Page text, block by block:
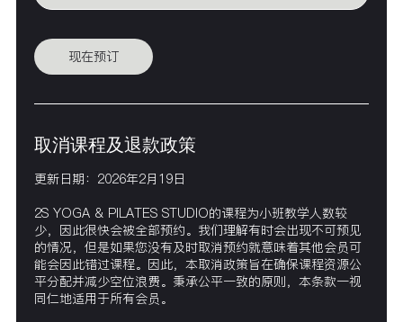
现在预订
取消课程及退款政策
更新日期：2026年2月19日
2S YOGA & PILATES STUDIO的课程为小班教学人数较
少，因此很快会被全部预约。我们理解有时会出现不可预见
的情况，但是如果您没有及时取消预约就意味着其他会员可
能会因此错过课程。因此，本取消政策旨在确保课程资源公
平分配并减少空位浪费。秉承公平一致的原则，本条款一视
同仁地适用于所有会员。